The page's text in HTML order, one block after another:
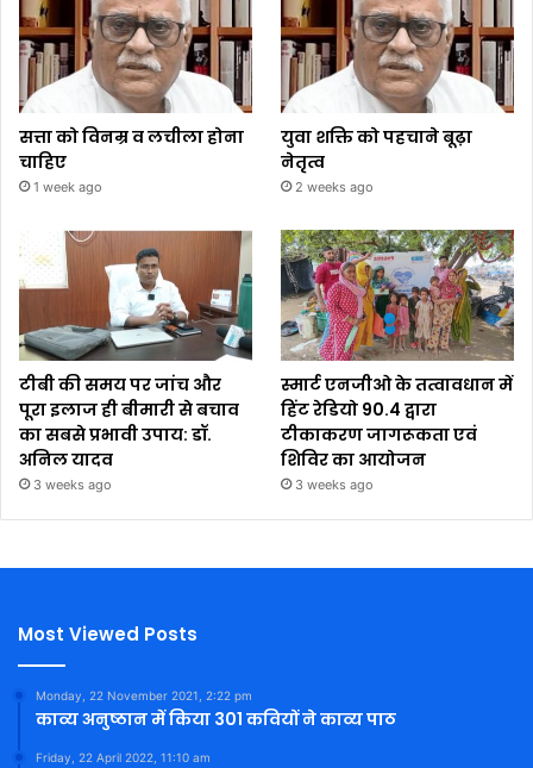
सत्ता को विनम्र व लचीला होना
चाहिए
1 week ago
युवा शक्ति को पहचाने बूढ़ा
नेतृत्व
2 weeks ago
टीबी की समय पर जांच और
पूरा इलाज ही बीमारी से बचाव
का सबसे प्रभावी उपाय: डॉ.
अनिल यादव
3 weeks ago
स्मार्ट एनजीओ के तत्वावधान में
हिंट रेडियो 90.4 द्वारा
टीकाकरण जागरूकता एवं
शिविर का आयोजन
3 weeks ago
Most Viewed Posts
Monday, 22 November 2021, 2:22 pm
काव्य अनुष्ठान में किया 301 कवियों ने काव्य पाठ
Friday, 22 April 2022, 11:10 am